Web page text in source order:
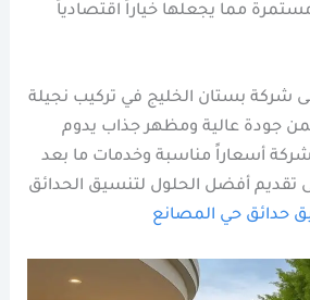
مما يجعلها خياراً اقتصادياً
شركة بستان الخليج في تركيب نجيلة
جودة عالية ومظهر جذاب يدوم
أسعاراً مناسبة وخدمات ما بعد
تقديم أفضل الحلول لتنسيق الحدائق
حدائق حي المصانع